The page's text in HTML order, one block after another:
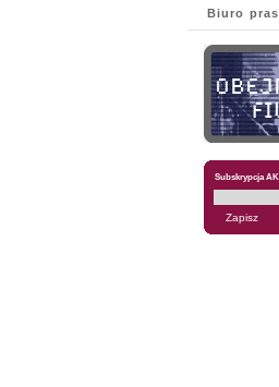
Biuro
Subskrypcja